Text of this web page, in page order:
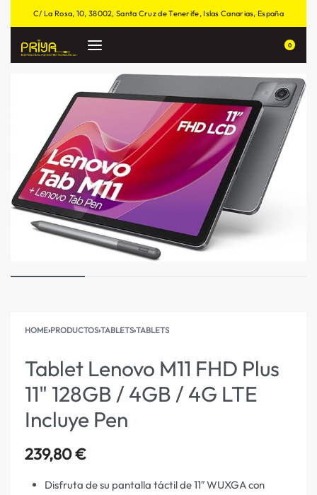
C/ La Rosa, 10, 38002, Santa Cruz de Tenerife, Islas Canarias, España
0
HOME›PRODUCTOS›TABLETS›TABLETS
Tablet Lenovo M11 FHD Plus
11" 128GB / 4GB / 4G LTE
Incluye Pen
239,80€
Disfruta de su pantalla táctil de 11″ WUXGA con